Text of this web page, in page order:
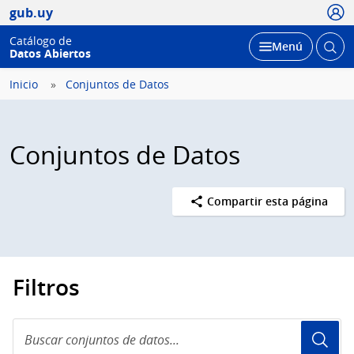
gub.uy
Catálogo de
Datos Abiertos
Desplegar
Menú Abrir
Inicio Conjuntos de Datos
Conjuntos de Datos
Compartir esta página
Filtros
conjuntos